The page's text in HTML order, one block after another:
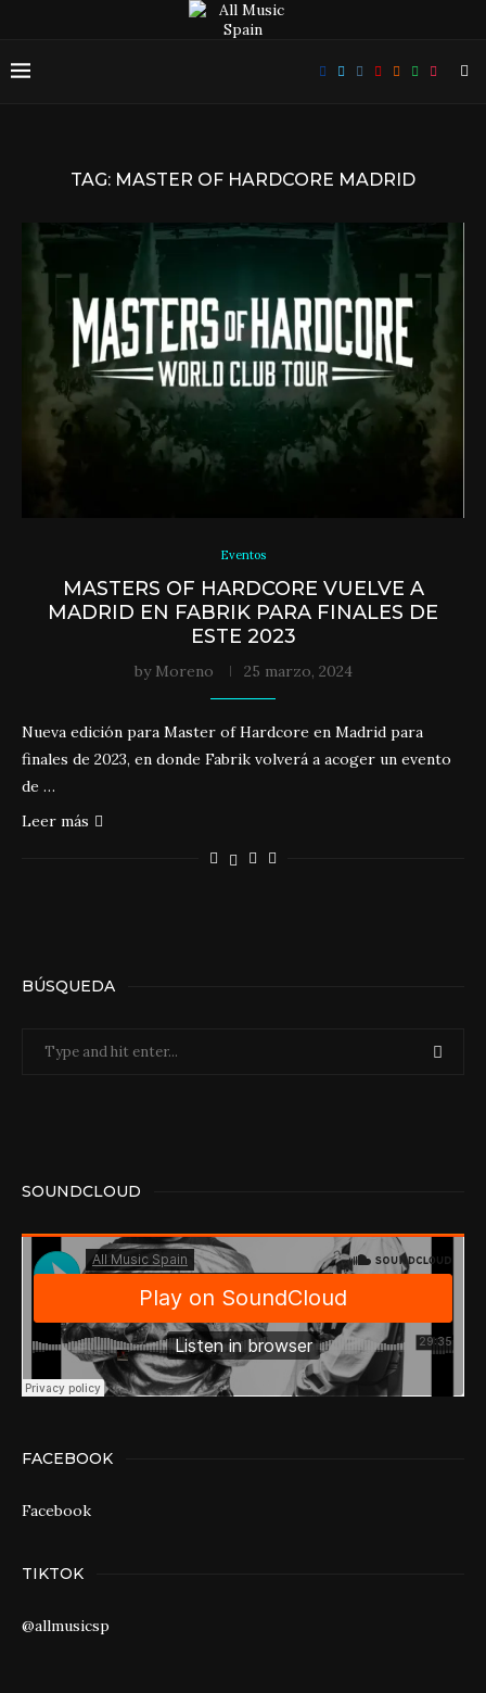
TAG: MASTER OF HARDCORE MADRID
Eventos
MASTERS OF HARDCORE VUELVE A
MADRID EN FABRIK PARA FINALES DE
ESTE 2023
by Moreno 25 marzo, 2024
Nueva edición para Master of Hardcore en Madrid para
finales de 2023, en donde Fabrik volverá a acoger un evento
de …
Leer más
BÚSQUEDA
SOUNDCLOUD
FACEBOOK
Facebook
TIKTOK
@allmusicsp